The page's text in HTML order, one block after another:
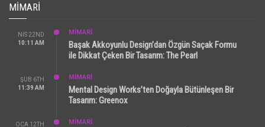
MIMARI
NIS 22ND
10:11 AM
MİMARİ
Başak Akkoyunlu Design’dan Özgün Saçak Formu
ile Dikkat Çeken Bir Tasarım: The Pearl
ŞUB 6TH
11:39 AM
MİMARİ
Mental Design Works’ten Doğayla Bütünleşen Bir
Tasarım: Greenox
OCA 12TH
MİMARİ